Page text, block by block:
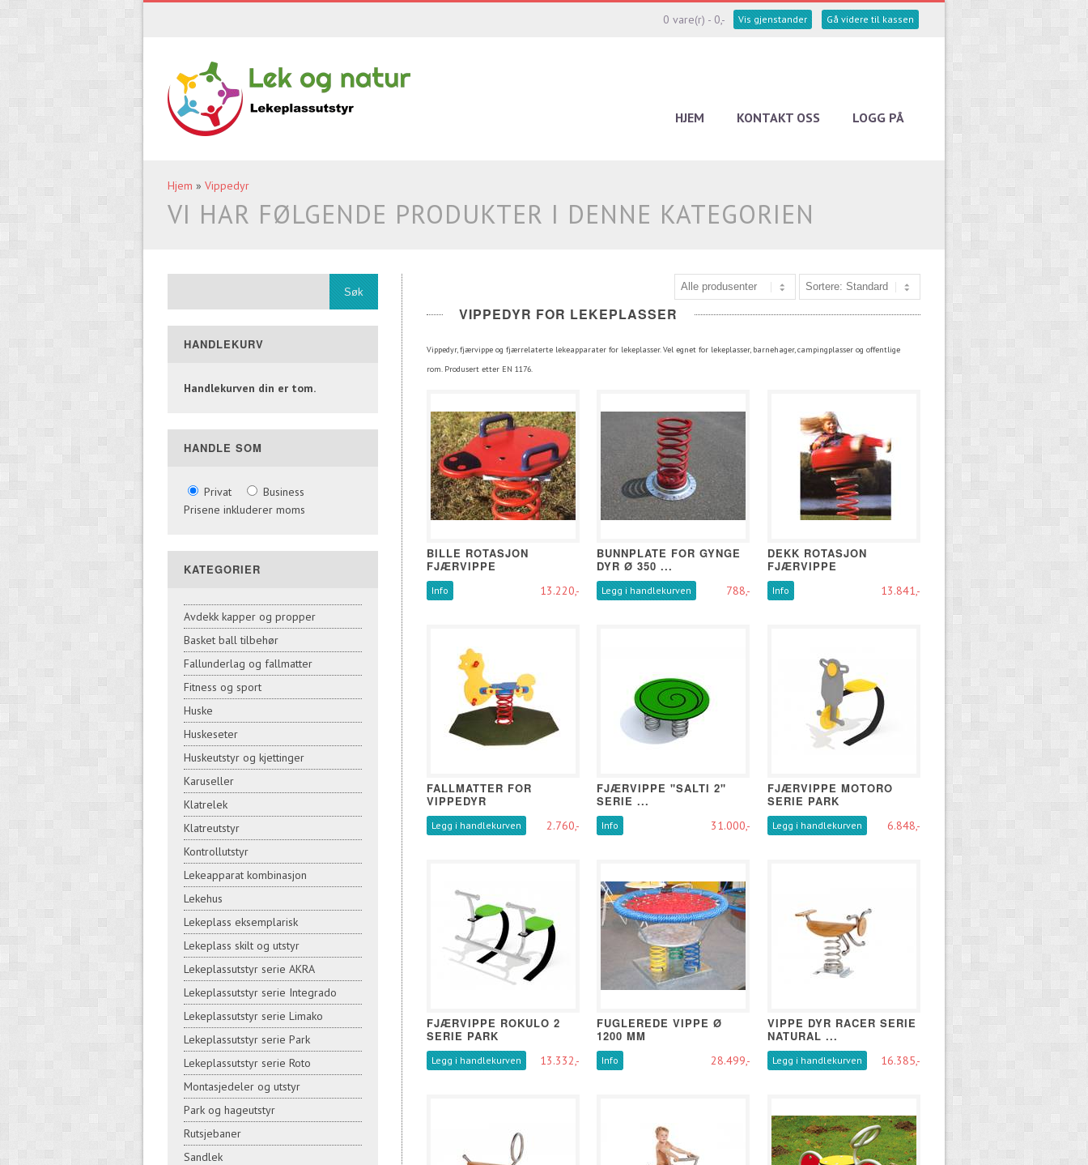
0 vare(r) - 0,- Gå videre til kassen
Vis gjenstander
HJEM KONTAKT OSS LOGG PÅ
Hjem » Vippedyr
VI HAR FØLGENDE PRODUKTER I DENNE KATEGORIEN
VIPPEDYR FOR LEKEPLASSER
Vippedyr, fjærvippe og fjærrelaterte lekeapparater for lekeplasser. Vel egnet for lekeplasser, barnehager, campingplasser og offentlige
rom. Produsert etter EN 1176.
BILLE ROTASJON
FJÆRVIPPE
13.220,-
Info
BUNNPLATE FOR GYNGE
DYR Ø 350 ...
788,-
Legg i handlekurven
DEKK ROTASJON
FJÆRVIPPE
13.841,-
Info
FALLMATTER FOR
VIPPEDYR
2.760,-
Legg i handlekurven
FJÆRVIPPE "SALTI 2"
SERIE ...
31.000,-
Info
FJÆRVIPPE MOTORO
SERIE PARK
6.848,-
Legg i handlekurven
FJÆRVIPPE ROKULO 2
SERIE PARK
13.332,-
Legg i handlekurven
FUGLEREDE VIPPE Ø
1200 MM
28.499,-
Info
VIPPE DYR RACER SERIE
NATURAL ...
16.385,-
Legg i handlekurven
HANDLEKURV
Handlekurven din er tom.
HANDLE SOM
Privat
Business
Prisene inkluderer moms
KATEGORIER
Avdekk kapper og propper
Basket ball tilbehør
Fallunderlag og fallmatter
Fitness og sport
Huske
Huskeseter
Huskeutstyr og kjettinger
Karuseller
Klatrelek
Klatreutstyr
Kontrollutstyr
Lekeapparat kombinasjon
Lekehus
Lekeplass eksemplarisk
Lekeplass skilt og utstyr
Lekeplassutstyr serie AKRA
Lekeplassutstyr serie Integrado
Lekeplassutstyr serie Limako
Lekeplassutstyr serie Park
Lekeplassutstyr serie Roto
Montasjedeler og utstyr
Park og hageutstyr
Rutsjebaner
Sandlek